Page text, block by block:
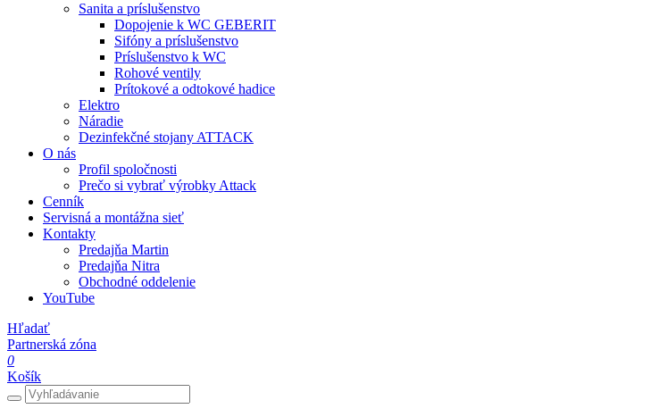
Sanita a príslušenstvo
Dopojenie k WC GEBERIT
Sifóny a príslušenstvo
Príslušenstvo k WC
Rohové ventily
Prítokové a odtokové hadice
Elektro
Náradie
Dezinfekčné stojany ATTACK
O nás
Profil spoločnosti
Prečo si vybrať výrobky Attack
Cenník
Servisná a montážna sieť
Kontakty
Predajňa Martin
Predajňa Nitra
Obchodné oddelenie
YouTube
Hľadať
Partnerská zóna
0
Košík